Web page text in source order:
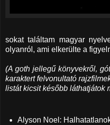
sokat találtam magyar
olyanról, ami elkerülte a
(A goth jellegű könyvekről,
karaktert felvonultató
listát kicsit később láthatjátok
Alyson Noel: